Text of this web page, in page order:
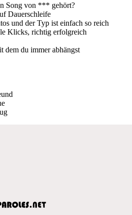
Song von *** gehört?
Dauerschleife
und der Typ ist einfach so reich
Klicks, richtig erfolgreich
du immer abhängst